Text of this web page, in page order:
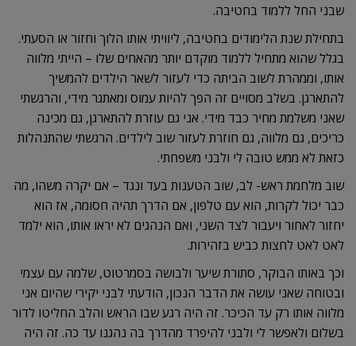
שבני החל ללמוד בחטיבה.
בתחילת שנת הלימודים בחטיבה, ליוויתי אותו הלוך וחזור או הסעתי.
בגלל שהוא מתחיל ללמוד מוקדם יותר מהאחים שלו – הייתי מלווה
אותו, וממהרת לשוב הביתה כדי לעזור לשאר הילדים להמשיך
להתארגן. בשלב מסויים זה הפך להיות עמוס ומאתגר מידי, והרגשתי
שאני משלמת מחיר כבד מידי. אני גם עוזרת להתארגן, גם מכינה
כריכים, גם מלווה, גם חוזרת לעזור שוב לילדים. הרגשתי שהתנהלות
כזאת לא ממש טובה לי ולבני משפחתי.
שוב מלחמת ראש- לב, שוב הטענות בעד ונגד – אם יקרה משהו, מה
כבר יכול לקרות, הוא עם טלפון, אם הדרך תהיה חסומה, אז הוא
יחזור לאחור ויעבור לצד השני, ואם הנהגים לא יראו אותו, הוא ילמד
לאט לאט לחצות כביש בזהירות.
וכך באותו הבוקר, סתורת שיער ולבושה בסמרטוט, שלמה עם עצמי
ובטוחה שאני עושה את הדבר הנכון, הודעתי לבני יקירי שהיום אני
מלווה אותו רק עד הכיכר. זה היה רגע שבו הראש והלב החליטו לדור
בשלום ולאפשר לי ולבני להיפרד מהדרך בה נהגנו עד כה. זה היה